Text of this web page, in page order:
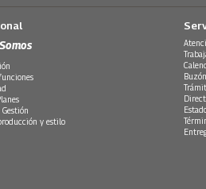
y estilo